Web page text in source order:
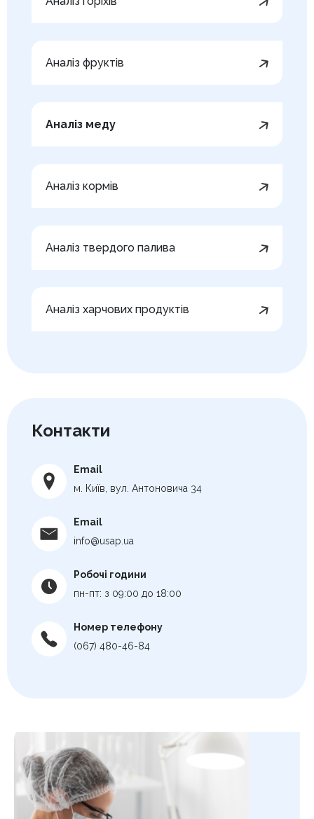
Аналіз фруктів
Аналіз меду
Аналіз кормів
Аналіз твердого палива
Аналіз харчових продуктів
Контакти
Email
м. Київ, вул. Антоновича 34
Email
info@usap.ua
Робочі години
пн-пт: з 09:00 до 18:00
Номер телефону
(067) 480-46-84